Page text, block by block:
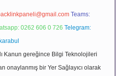
Teams:
0262 606 0 726 Telegram:
Kanun gereğince Bilgi Teknolojileri
onaylanmış bir Yer Sağlayıcı olarak